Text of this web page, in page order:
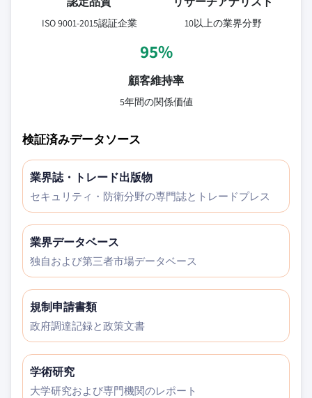
ISO 9001-2015認証企業 10以上の業界分野
95%
顧客維持率
5年間の関係価値
検証済みデータソース
業界誌・トレード出版物
セキュリティ・防衛分野の専門誌とトレードプレス
業界データベース
独自および第三者市場データベース
規制申請書類
政府調達記録と政策文書
学術研究
大学研究および専門機関のレポート